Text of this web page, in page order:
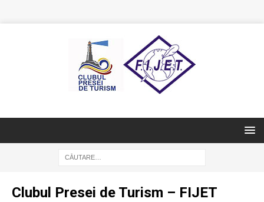
Clubul Presei de Turism – FIJET